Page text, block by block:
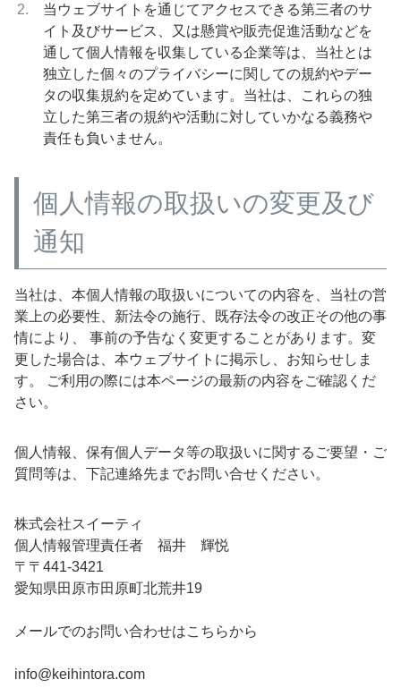
当ウェブサイトを通じてアクセスできる第三者のサ
イト及びサービス、又は懸賞や販売促進活動などを
通して個人情報を収集している企業等は、当社とは
独立した個々のプライバシーに関しての規約やデー
タの収集規約を定めています。当社は、これらの独
立した第三者の規約や活動に対していかなる義務や
責任も負いません。
個人情報の取扱いの変更及び
通知
当社は、本個人情報の取扱いについての内容を、当社の営
業上の必要性、新法令の施行、既存法令の改正その他の事
情により、 事前の予告なく変更することがあります。変
更した場合は、本ウェブサイトに掲示し、お知らせしま
す。 ご利用の際には本ページの最新の内容をご確認くだ
さい。
個人情報、保有個人データ等の取扱いに関するご要望・ご
質問等は、下記連絡先までお問い合せください。
株式会社スイーティ
個人情報管理責任者 福井 輝悦
〒441-3421
愛知県田原市田原町北荒井19
メールでのお問い合わせはこちらから
info@keihintora.com